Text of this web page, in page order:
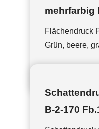
mehrfarbig
Flächendruck
Grün, beere,
B-2-170